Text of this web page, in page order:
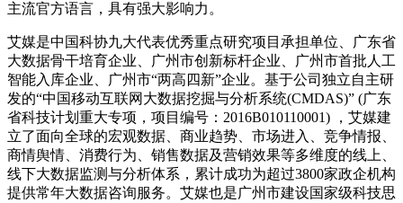
主流官方语言，具有强大影响力。
艾媒是中国科协九大代表优秀重点研究项目承担单位、广东省
大数据骨干培育企业、广州市创新标杆企业、广州市首批人工
智能入库企业、广州市“两高四新”企业。基于公司独立自主研
发的“中国移动互联网大数据挖掘与分析系统(CMDAS)” (广东
省科技计划重大专项，项目编号：2016B010110001) ，艾媒建
立了面向全球的宏观数据、商业趋势、市场进入、竞争情报、
商情舆情、消费行为、销售数据及营销效果等多维度的线上、
线下大数据监测与分析体系，累计成功为超过3800家政企机构
提供常年大数据咨询服务。艾媒也是广州市建设国家级科技思